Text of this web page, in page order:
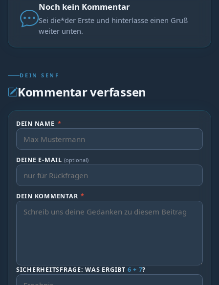
Noch kein Kommentar
Sei die*der Erste und hinterlasse einen Gruß
weiter unten.
DEIN SENF
Kommentar verfassen
DEIN NAME *
DEINE E-MAIL (optional)
DEIN KOMMENTAR *
SICHERHEITSFRAGE: WAS ERGIBT 6 + 7?